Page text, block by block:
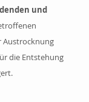
und
Austrocknung
die Entstehung